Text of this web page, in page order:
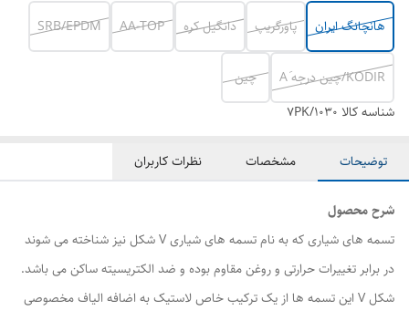
هانچانگ ایران پاورگریپ دانگیل کره AA-TOP
SRB/EPDM
KODIR/چین درجه َA
چین
شناسه کالا 7PK/1030
توضیحات مشخصات نظرات کاربران
شرح محصول
تسمه های شیاری که به نام تسمه های شیاری V شکل نیز شناخته می شوند
در برابر تغییرات حرارتی و روغن مقاوم بوده و ضد الکتریسیته ساکن می باشد.
شکل V این تسمه ها از یک ترکیب خاص لاستیک به اضافه الیاف مخصوصی